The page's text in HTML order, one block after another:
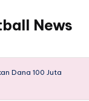
News
Dana 100 Juta